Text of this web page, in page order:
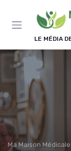
LE MÉDIA
Ma Maison Médicale
Bien
Les
financières